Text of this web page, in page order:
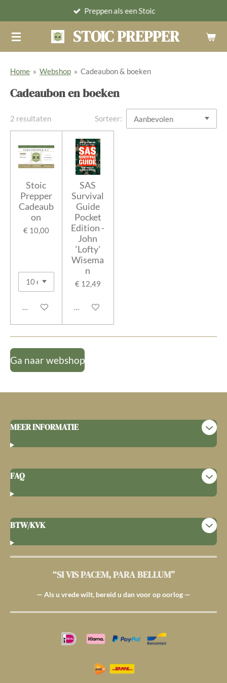
naar
de
STOIC PREPPER
Preppen als een Stoic
Home » Webshop » Cadeaubon & boeken
Cadeaubon en boeken
2 resultaten Sorteer:
Stoic
Prepper
Cadeaub
on
€ 10,00
In winkelwagen
SAS
Survival
Guide
Pocket
Edition -
John
‘Lofty'
Wisema
n
€ 12,49
In winkelwagen
Ga naar webshop
MEER INFORMATIE
FAQ
BTW/KVK
“SI VIS PACEM, PARA BELLUM”
— Als u vrede wilt, bereid u dan voor op oorlog —